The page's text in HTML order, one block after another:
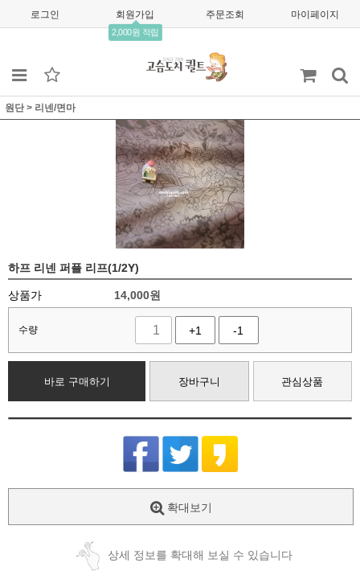
로그인 회원가입
2,000원 적립
주문조회 마이페이지
원단 > 리넨/면마
하프 리넨 퍼플 리프(1/2Y)
상품가 14,000원
수량 +1 -1
바로 구매하기 장바구니 관심상품
확대보기
상세 정보를 확대해 보실 수 있습니다